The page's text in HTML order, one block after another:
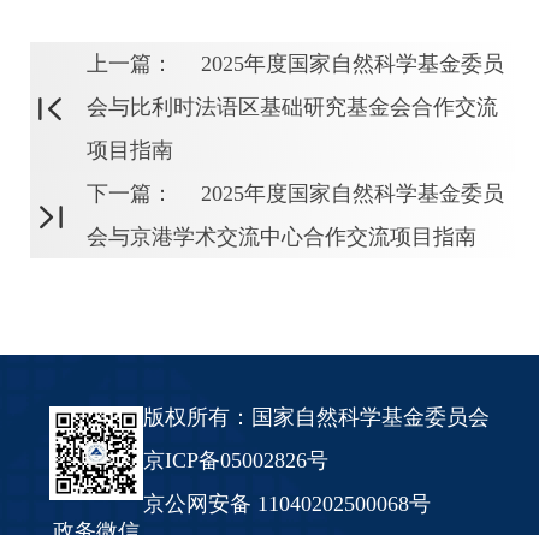
上一篇：
2025年度国家自然科学基金委员
会与比利时法语区基础研究基金会合作交流
项目指南
下一篇：
2025年度国家自然科学基金委员
会与京港学术交流中心合作交流项目指南
版权所有：国家自然科学基金委员会
京ICP备05002826号
京公网安备 11040202500068号